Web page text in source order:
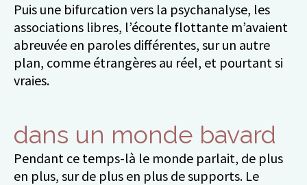
Puis une bifurcation vers la psychanalyse, les
associations libres, l’écoute flottante m’avaient
abreuvée en paroles différentes, sur un autre
plan, comme étrangères au réel, et pourtant si
vraies.
dans un monde bavard
Pendant ce temps-là le monde parlait, de plus
en plus, sur de plus en plus de supports. Le